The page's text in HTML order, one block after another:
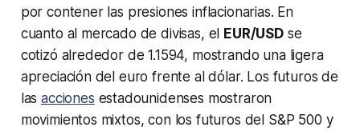
por contener las presiones inflacionarias. En
cuanto al mercado de divisas, el EUR/USDse
cotizó alrededor de 1.1594, mostrando una ligera
apreciación del euro frente al dólar. Los futuros de
lasacciones estadounidenses mostraron
movimientos mixtos, con los futuros del S&P 500 y